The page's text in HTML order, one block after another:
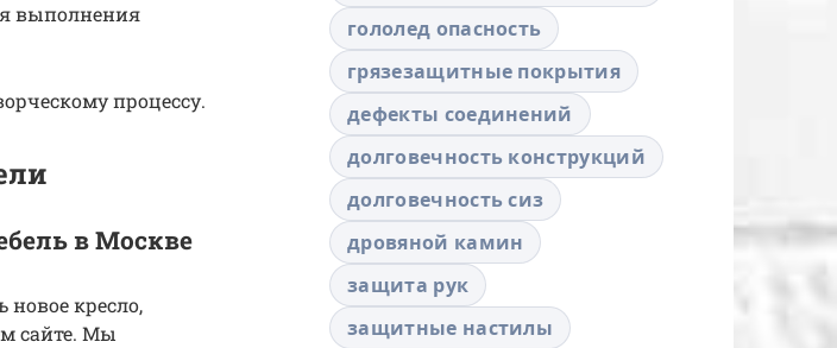
выполнения
процессу.
в Москве
кресло,
сайте. Мы
гололед опасность
грязезащитные покрытия
дефекты соединений
долговечность конструкций
долговечность сиз
дровяной камин
защита рук
защитные настилы